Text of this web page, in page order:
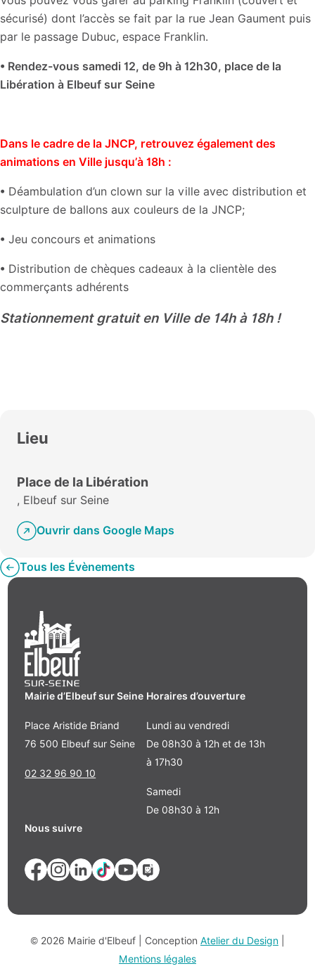
sécurisé) dont l’accès se fait par la rue Jean Gaument puis
par le passage Dubuc, espace Franklin.
• Rendez-vous samedi 12, de 9h à 12h30, place de la
Libération à Elbeuf sur Seine
Dans le cadre de la JNCP, retrouvez également des
animations en Ville jusqu’à 18h :
• Déambulation d’un clown sur la ville avec distribution et
sculpture de ballons aux couleurs de la JNCP;
• Jeu concours et animations
• Distribution de chèques cadeaux à la clientèle des
commerçants adhérents
Stationnement gratuit en Ville de 14h à 18h !
Lieu
Place de la Libération
, Elbeuf sur Seine
Ouvrir dans Google Maps
Tous les Évènements
Mairie d’Elbeuf sur Seine
Place Aristide Briand
76 500 Elbeuf sur Seine
02 32 96 90 10
Horaires d’ouverture
Lundi au vendredi
De 08h30 à 12h et de 13h
à 17h30
Samedi
De 08h30 à 12h
Nous suivre
© 2026 Mairie d'Elbeuf | Conception Atelier du Design
Mentions légales